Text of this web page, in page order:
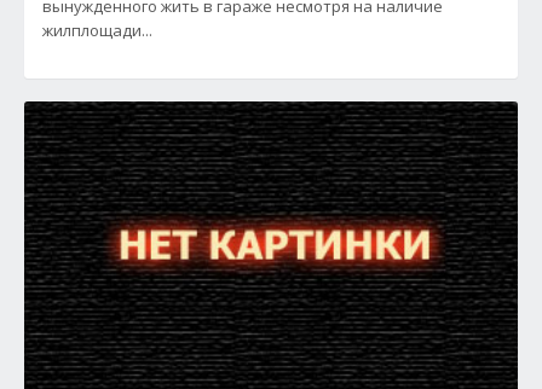
вынужденного жить в гараже несмотря на наличие
жилплощади...